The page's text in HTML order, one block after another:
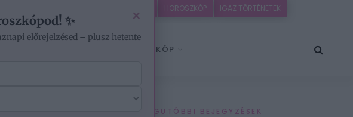
IGAZ TÖRTÉNETEK
HOROSZKÓP
HOROSZKÓP
LEGUTÓBBI BEJEGYZÉSEK
×
✨
előrejelzésed – plusz hetente